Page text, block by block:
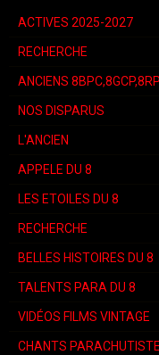
ACTIVES 2025-2027
RECHERCHE
ANCIENS
NOS DISPARUS
L'ANCIEN
APPELE DU 8
LES ETOILES DU 8
RECHERCHE
BELLES HISTOIRES DU 8
TALENTS PARA DU 8
VIDÉOS FILMS VINTAGE
CHANTS